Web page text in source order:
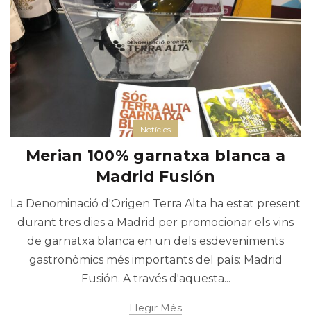
Notícies
Merian 100% garnatxa blanca a
Madrid Fusión
La Denominació d'Origen Terra Alta ha estat present
durant tres dies a Madrid per promocionar els vins
de garnatxa blanca en un dels esdeveniments
gastronòmics més importants del país: Madrid
Fusión. A través d'aquesta...
Llegir Més